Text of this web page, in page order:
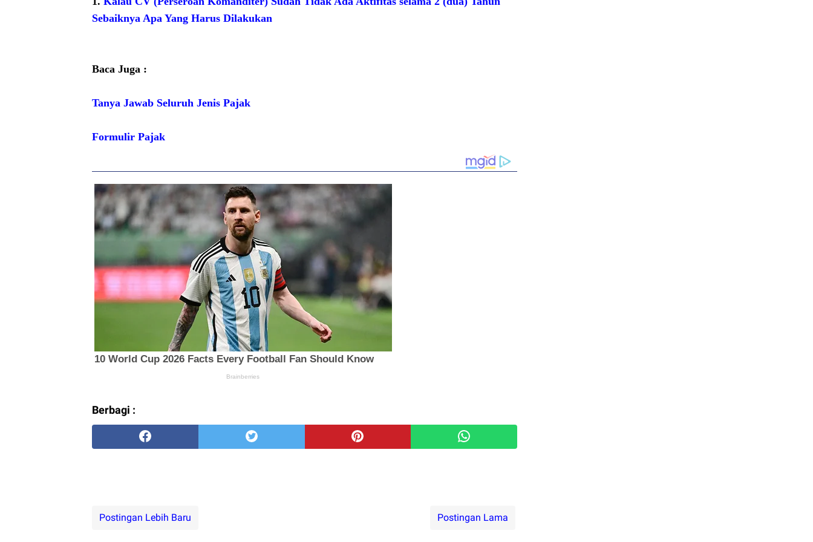
Sebaiknya Apa Yang Harus Dilakukan
Baca Juga :
Tanya Jawab Seluruh Jenis Pajak
Formulir Pajak
Berbagi :
Postingan Lebih Baru Postingan Lama